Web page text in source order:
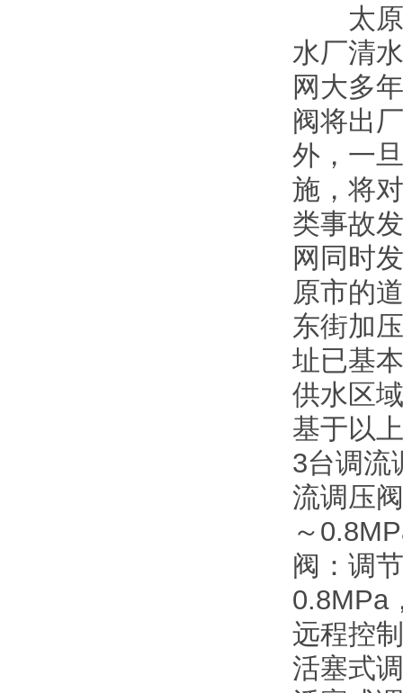
太原
水厂清
网大多
阀将出
外，一
施，将
类事故
网同时
原市的
东街加
址已基
供水区
基于以
3台调流
流调压
～
阀：调
0.8MPa
远程控
活塞式